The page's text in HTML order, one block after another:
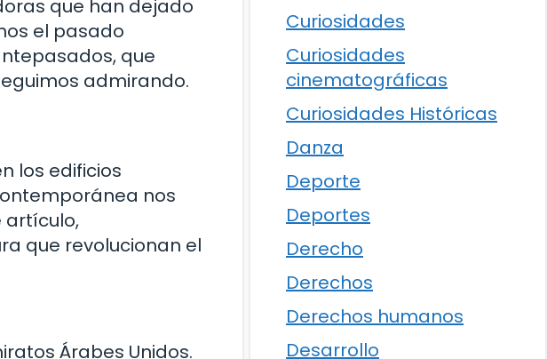
que han dejado
el pasado
que
admirando.
los edificios
nos
artículo,
que revolucionan el
Árabes Unidos.
Curiosidades
Curiosidades
cinematográficas
Curiosidades Históricas
Danza
Deporte
Deportes
Derecho
Derechos
Derechos humanos
Desarrollo